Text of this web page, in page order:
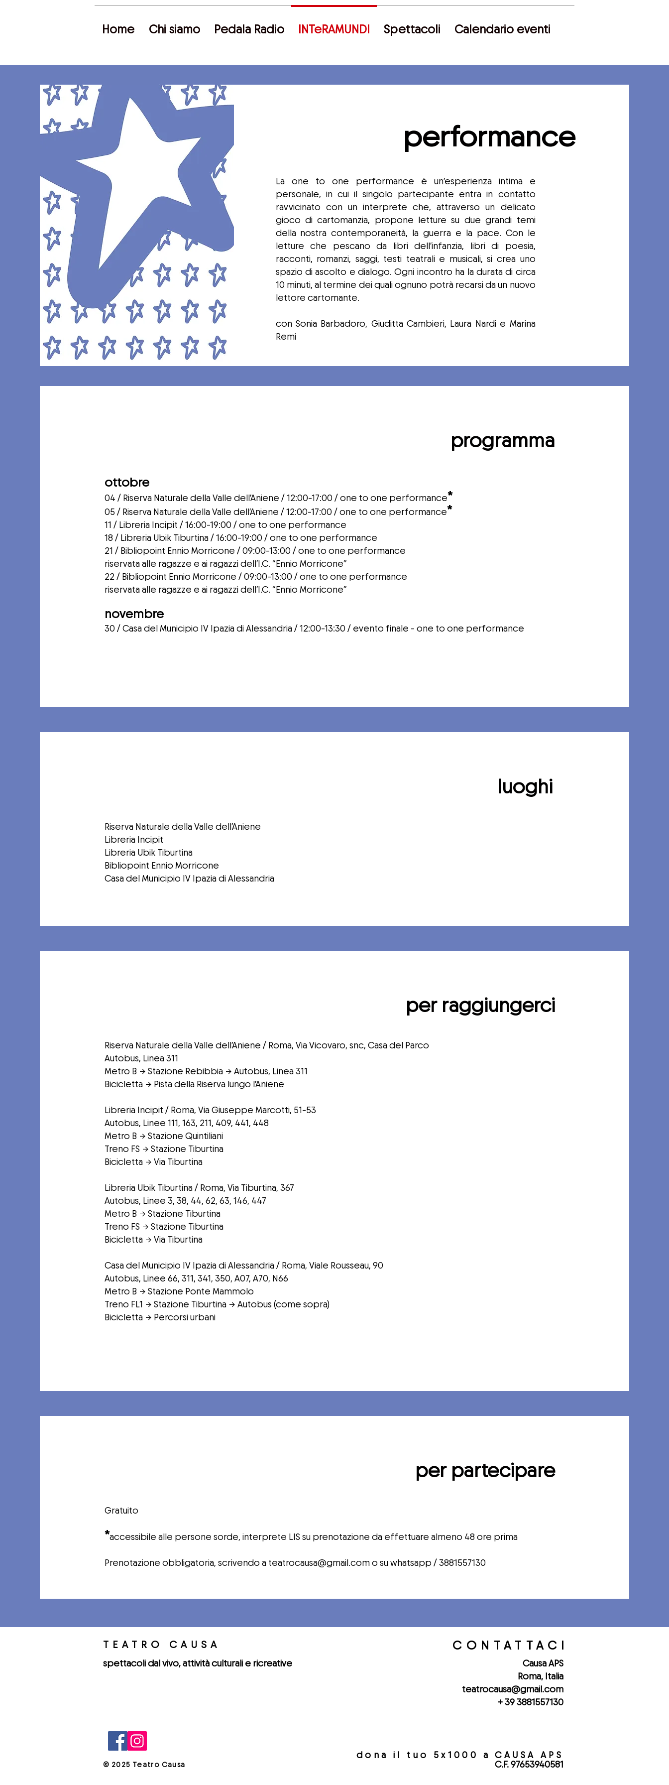
Home Chi siamo Pedala Radio INTeRAMUNDI Spettacoli Calendario eventi
performance
La one to one performance è un’esperienza intima e
personale, in cui il singolo partecipante entra in contatto
ravvicinato con un interprete che, attraverso un delicato
gioco di cartomanzia, propone letture su due grandi temi
della nostra contemporaneità, la guerra e la pace. Con le
letture che pescano da libri dell’infanzia, libri di poesia,
racconti, romanzi, saggi, testi teatrali e musicali, si crea uno
spazio di ascolto e dialogo. Ogni incontro ha la durata di circa
10 minuti, al termine dei quali ognuno potrà recarsi da un nuovo
lettore cartomante.
con Sonia Barbadoro, Giuditta Cambieri, Laura Nardi e Marina
Remi
programma
ottobre
04 / Riserva Naturale della Valle dell’Aniene / 12:00-17:00 / one to one performance*
05 / Riserva Naturale della Valle dell’Aniene / 12:00-17:00 / one to one performance*
11 / Libreria Incipit / 16:00-19:00 / one to one performance
18 / Libreria Ubik Tiburtina / 16:00-19:00 / one to one performance
21 / Bibliopoint Ennio Morricone / 09:00-13:00 / one to one performance
riservata alle ragazze e ai ragazzi dell’I.C. “Ennio Morricone”
22 / Bibliopoint Ennio Morricone / 09:00-13:00 / one to one performance
riservata alle ragazze e ai ragazzi dell’I.C. “Ennio Morricone”
novembre
30 /Casa del Municipio IV Ipazia di Alessandria/ 12:00-13:30 / evento finale - one to one performance
luoghi
Riserva Naturale della Valle dell’Aniene
Libreria Incipit
Libreria Ubik Tiburtina
Bibliopoint Ennio Morricone
Casa del Municipio IV Ipazia di Alessandria
per raggiungerci
Riserva Naturale della Valle dell’Aniene / Roma, Via Vicovaro, snc, Casa del Parco
Autobus, Linea 311
Metro B → Stazione Rebibbia → Autobus, Linea 311
Bicicletta → Pista della Riserva lungo l’Aniene
Libreria Incipit / Roma, Via Giuseppe Marcotti, 51-53
Autobus, Linee 111, 163, 211, 409, 441, 448
Metro B → Stazione Quintiliani
Treno FS → Stazione Tiburtina
Bicicletta → Via Tiburtina
Libreria Ubik Tiburtina / Roma, Via Tiburtina, 367
Autobus, Linee 3, 38, 44, 62, 63, 146, 447
Metro B → Stazione Tiburtina
Treno FS → Stazione Tiburtina
Bicicletta → Via Tiburtina
Casa del Municipio IV Ipazia di Alessandria/ Roma, Viale Rousseau, 90
Autobus, Linee 66, 311, 341, 350, A07, A70, N66
Metro B → Stazione Ponte Mammolo
Treno FL1 → Stazione Tiburtina → Autobus (come sopra)
Bicicletta → Percorsi urbani
per partecipare
Gratuito
*accessibile alle persone sorde, interprete LIS su prenotazione da effettuare almeno 48 ore prima
Prenotazione obbligatoria, scrivendo a teatrocausa@gmail.como su whatsapp / 3881557130
TEATRO CAUSA CONTATTACI
spettacoli dal vivo, attività culturali e ricreative
Causa APS
Roma, Italia
teatrocausa@gmail.com
+ 39 3881557130
© 2025 Teatro Causa
dona il tuo 5x1000 a CAUSA APS
C.F. 97653940581